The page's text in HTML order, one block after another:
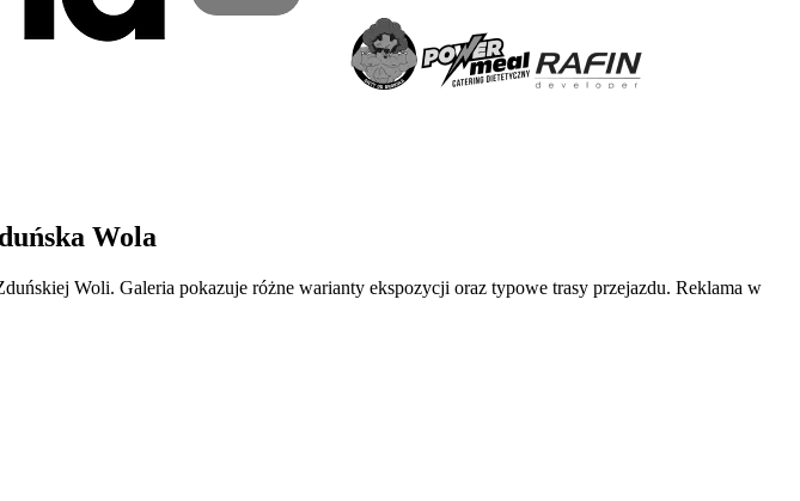
Wola
Woli. Galeria pokazuje różne warianty ekspozycji oraz typowe trasy przejazdu. Reklama w